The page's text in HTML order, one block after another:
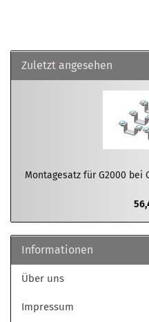
Zuletzt angesehen
Montagesatz für G2000 bei
Informationen
Über uns
Impressum